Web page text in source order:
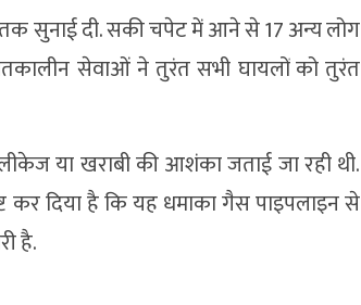
सुनाई दी. सकी चपेट में आने से 17 अन्य लोग
सेवाओं ने तुरंत सभी घायलों को तुरंत
या खराबी की आशंका जताई जा रही थी.
कर दिया है कि यह धमाका गैस पाइपलाइन से
है.